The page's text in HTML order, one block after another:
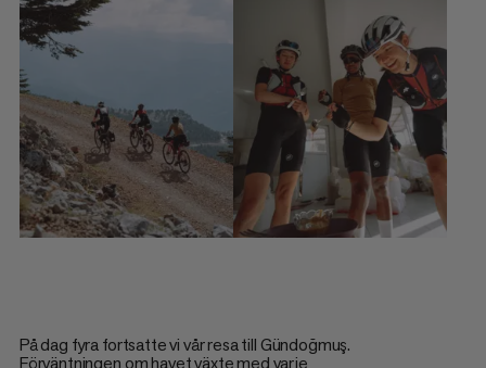
På dag fyra fortsatte vi vår resa till Gündoğmuş.
Förväntningen om havet växte med varje